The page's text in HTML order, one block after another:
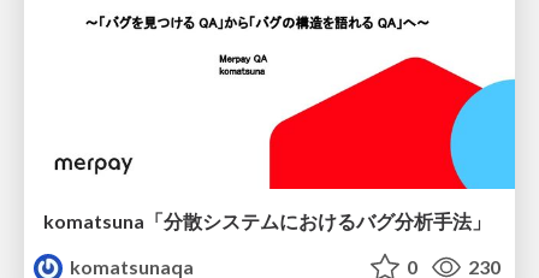
komatsuna「分散システムにおけるバグ分析手法」
komatsunaqa
0 230